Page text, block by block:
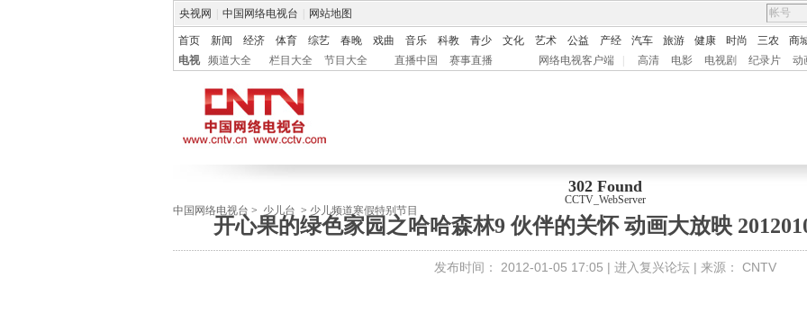
央视网 中国网络电视台 网站地图
首页 新闻 经济 体育 综艺 春晚 戏曲 音乐 科教 青少 文化 艺术 公益 产经 汽车 旅游 健康 时尚 三农 商
电视
频道大全 栏目大全 节目大全 直播中国 赛事直播 网络电视客户端 高清 电影 电视剧 纪录片 动
302 Found
CCTV_WebServer
中国网络电视台 > 少儿台 > 少儿频道寒假特别节目
开心果的绿色家园之哈哈森林9 伙伴的关怀 动画大放映
发布时间： 2012-01-05 17:05 | 进入复兴论坛 | 来源： CNTV